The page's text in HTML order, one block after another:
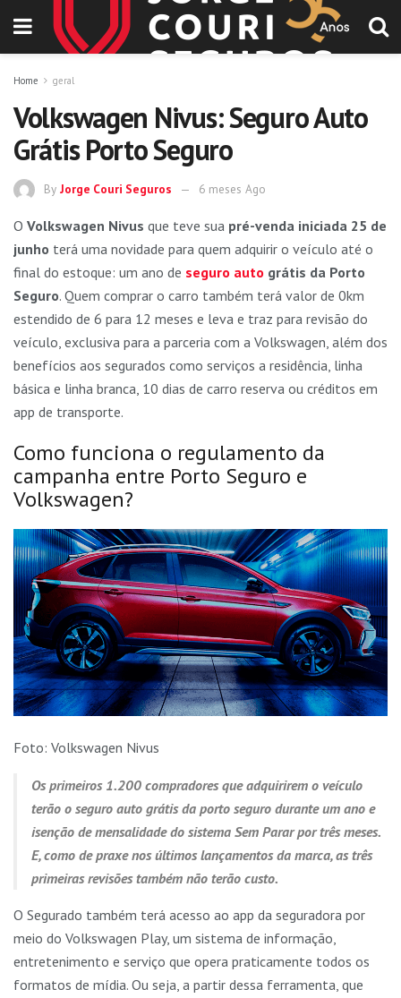
Home geral
Volkswagen Nivus: Seguro Auto
Grátis Porto Seguro
By Jorge Couri Seguros 6 meses Ago
O Volkswagen Nivus que teve sua pré-venda iniciada 25 de
junho terá uma novidade para quem adquirir o veículo até o
final do estoque: um ano de seguro auto grátis da Porto
Seguro. Quem comprar o carro também terá valor de 0km
estendido de 6 para 12 meses e leva e traz para revisão do
veículo, exclusiva para a parceria com a Volkswagen, além dos
benefícios aos segurados como serviços a residência, linha
básica e linha branca, 10 dias de carro reserva ou créditos em
app de transporte.
Como funciona o regulamento da
campanha entre Porto Seguro e
Volkswagen?
Foto: Volkswagen Nivus
Os primeiros 1.200 compradores que adquirirem o veículo
terão o seguro auto grátis da porto seguro durante um ano e
isenção de mensalidade do sistema Sem Parar por três meses.
E, como de praxe nos últimos lançamentos da marca, as três
primeiras revisões também não terão custo.
O Segurado também terá acesso ao app da seguradora por
meio do Volkswagen Play, um sistema de informação,
entretenimento e serviço que opera praticamente todos os
formatos de mídia. Ou seja, a partir dessa ferramenta, que